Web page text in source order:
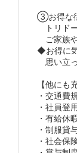
③お得な
トリド
ご家族
◆お得に
思い立
【他にも
・交通費
・社員登
・有給休
・制服貸
・社会保